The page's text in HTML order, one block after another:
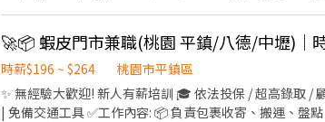
22:45 假日班：10:30-22:45 *皆為彈性排班，視情況加班
地點：(可自選店點) 平鎮南京店 桃園市平鎮區南京路125
平鎮區龍江路188號1樓 😊門市缺額變動很快很快，先
上 ☑️ 需配合加班，搬運重物（約 15 公斤） 💡皆會提供
時薪$196 ~ $264
桃園市平鎮區
✨ 無經驗大歡迎! 新人有薪培訓 🎓 依法投保 / 超高錄
| 免備交通工具 ✅工作內容: 📦 負責包裹收寄、搬運、盤